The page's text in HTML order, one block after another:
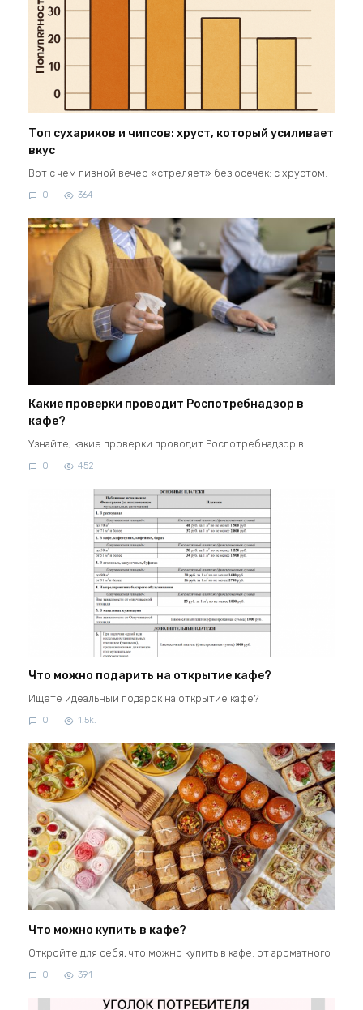
Топ сухариков и чипсов: хруст, который усиливает
вкус
Вот с чем пивной вечер «стреляет» без осечек: с хрустом.
0 364
Какие проверки проводит Роспотребнадзор в
кафе?
Узнайте, какие проверки проводит Роспотребнадзор в
0 452
Что можно подарить на открытие кафе?
Ищете идеальный подарок на открытие кафе?
0 1.5k.
Что можно купить в кафе?
Откройте для себя, что можно купить в кафе: от ароматного
0 391